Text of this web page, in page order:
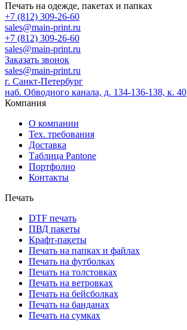
Печать на одежде, пакетах и папках
+7 (812) 309-26-60
sales@main-print.ru
+7 (812) 309-26-60
sales@main-print.ru
Заказать звонок
sales@main-print.ru
г. Санкт-Петербург
наб. Обводного канала, д. 134-136-138, к. 40
Компания
О компании
Тех. требования
Доставка
Таблица Pantone
Портфолио
Контакты
Печать
DTF печать
ПВД пакеты
Крафт-пакеты
Печать на папках и файлах
Печать на футболках
Печать на толстовках
Печать на ветровках
Печать на бейсболках
Печать на банданах
Печать на сумках